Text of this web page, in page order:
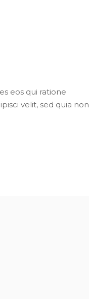
eos qui ratione
velit, sed quia non